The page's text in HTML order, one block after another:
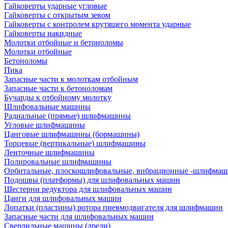
Гайковерты ударные угловые
Гайковерты с открытым зевом
Гайковерты с контролем крутящего момента ударные
Гайковерты накидные
Молотки отбойные и бетоноломы
Молотки отбойные
Бетоноломы
Пика
Запасные части к молоткам отбойным
Запасные части к бетоноломам
Бучарды к отбойному молотку
Шлифовальные машины
Радиальные (прямые) шлифмашины
Угловые шлифмашины
Цанговые шлифмашины (бормашины)
Торцевые (вертикальные) шлифмашины
Ленточные шлифмашины
Полировальные шлифмашины
Орбитальные, плоскошлифовальные, вибрационные -
Подошвы (платформы) для шлифовальных машин
Шестерни редуктора для шлифовальных машин
Цанги для шлифовальных машин
Лопатки (пластины) ротора пневмодвигателя для шлифмашин
Запасные части для шлифовальных машин
Сверлильные машины (дрели)